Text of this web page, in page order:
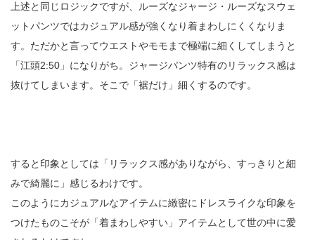
上述と同じロジックですが、ルーズなジャージ・ルーズなスウェ
ットパンツではカジュアル感が強くなり着まわしにくくなりま
す。ただかと言ってウエストやモモまで極端に細くしてしまうと
「江頭2:50」になりがち。ジャージパンツ特有のリラックス感は
抜けてしまいます。そこで「裾だけ」細くするのです。
すると印象としては「リラックス感がありながら、すっきりと細
みで綺麗に」感じるわけです。
このようにカジュアルなアイテムに緻密にドレスライクな印象を
つけたものこそが「着まわしやすい」アイテムとして世の中に愛